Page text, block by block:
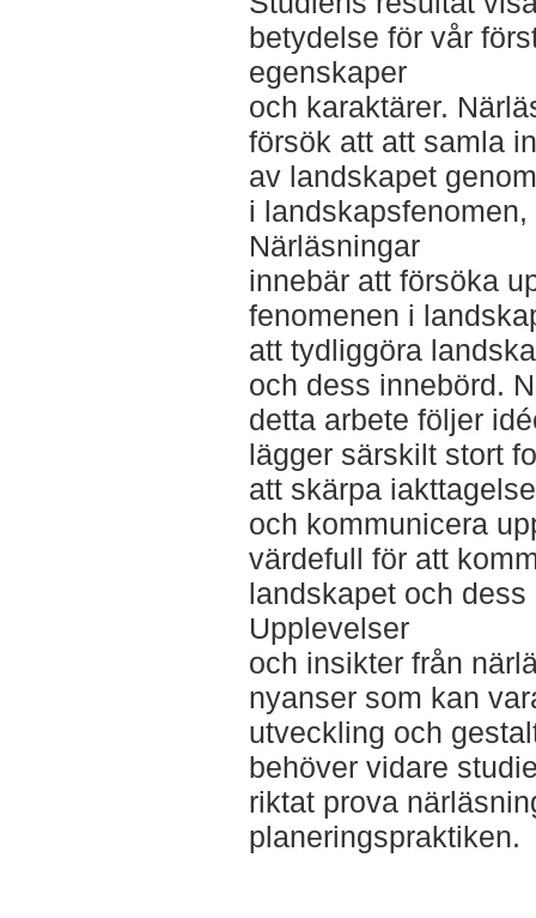
betydelse för vår
egenskaper
och karaktärer.
försök att att samla
av landskapet
i
Närläsningar
innebär att försöka
fenomenen i
att tydliggöra
och dess innebörd.
detta arbete följer
lägger särskilt stort
att skärpa
och kommunicera
värdefull för att
landskapet och
Upplevelser
och insikter från
nyanser som kan
utveckling och
behöver vidare
riktat prova
planeringspraktiken.